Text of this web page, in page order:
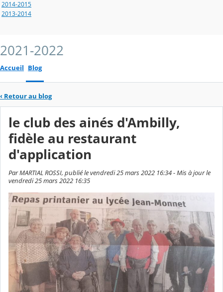
2014-2015
2013-2014
2021-2022
Accueil Blog
‹ Retour au blog
le club des ainés d'Ambilly,
fidèle au restaurant
d'application
Par MARTIAL ROSSI, publié le vendredi 25 mars 2022 16:34 - Mis à jour le
vendredi 25 mars 2022 16:35